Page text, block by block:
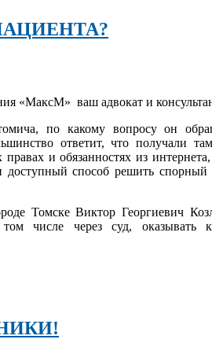
«Макс­М» ­ ваш адвокат и
по какому вопросу он
ответит, что получали
правах и обязанностях из
способ решить спорный
Томске Виктор Георгиевич
числе через суд, оказывать